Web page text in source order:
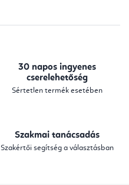
30 napos ingyenes
cserelehetőség
Sértetlen termék esetében
Szakmai tanácsadás
Szakértői segítség a választásban